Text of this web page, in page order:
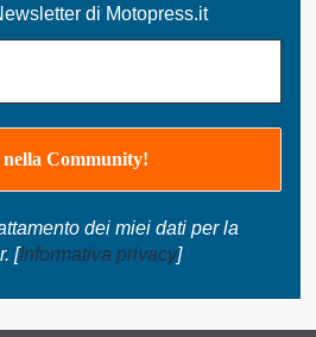
di Motopress.it
dei miei dati per la
[Informativa privacy]